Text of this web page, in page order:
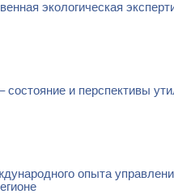
экологическая
и перспективы
опыта